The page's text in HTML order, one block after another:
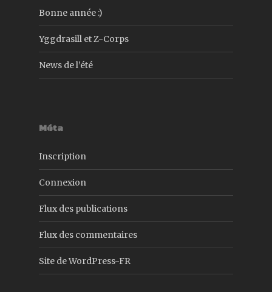
Bonne année :)
Yggdrasill et Z-Corps
News de l’été
Méta
Inscription
Connexion
Flux des publications
Flux des commentaires
Site de WordPress-FR